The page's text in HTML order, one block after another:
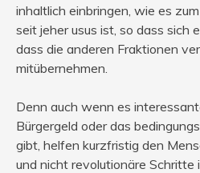
inhaltlich einbringen, wie es
seit jeher usus ist, so dass sich
dass die anderen Fraktionen
mitübernehmen.
Denn auch wenn es
Bürgergeld oder das
gibt, helfen kurzfristig den
und nicht revolutionäre